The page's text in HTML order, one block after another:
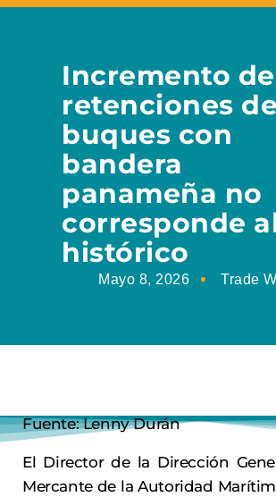
Incremento de
retenciones de
buques con
bandera
panameña no
corresponde
histórico
Mayo 8, 2026 Trade
Fuente: Lenny Durán
El Director de la Dirección
Mercante de la Autoridad